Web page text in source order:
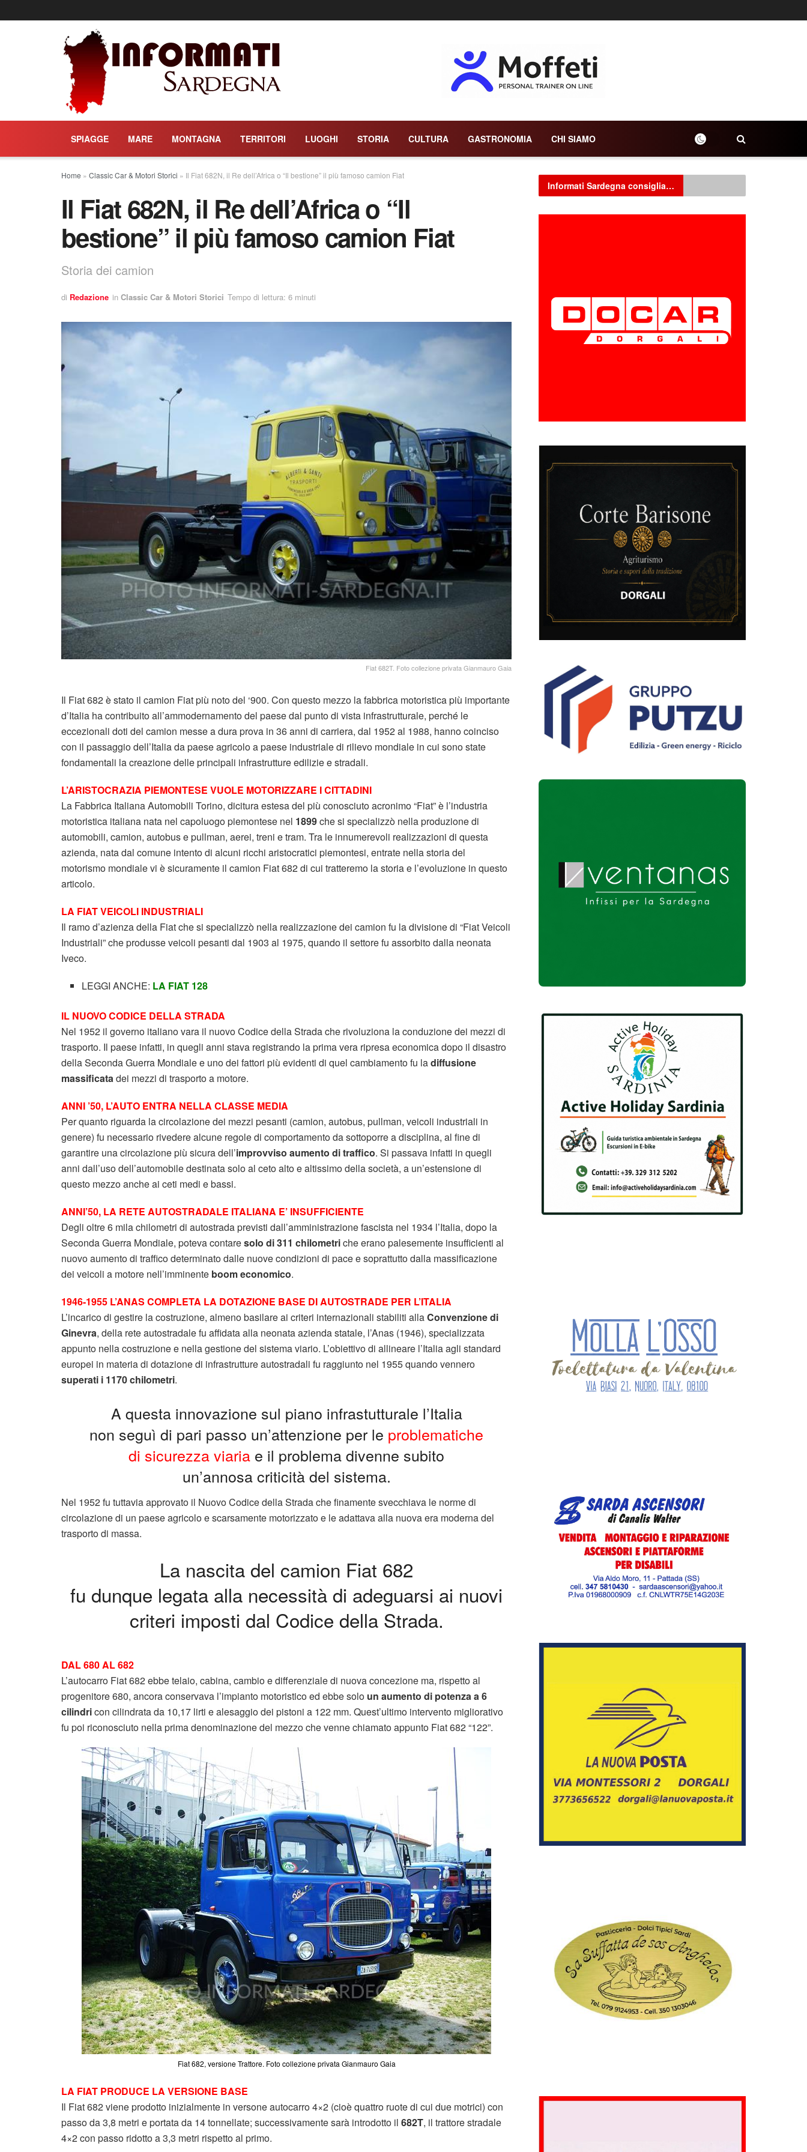
SPIAGGE MARE MONTAGNA TERRITORI LUOGHI STORIA CULTURA GASTRONOMIA CHI SIAMO
Home » Classic Car & Motori Storici » Il Fiat 682N, il Re dell’Africa o “Il bestione” il più famoso camion Fiat
Il Fiat 682N, il Re dell’Africa o “Il
bestione” il più famoso camion Fiat
Storia dei camion
di Redazione in Classic Car & Motori Storici Tempo di lettura: 6 minuti
Fiat 682T. Foto collezione privata Gianmauro Gaia
Il Fiat 682 è stato il camion Fiat più noto del ‘900. Con questo mezzo la fabbrica motoristica più importante
d’Italia ha contribuito all’ammodernamento del paese dal punto di vista infrastrutturale, perché le
eccezionali doti del camion messe a dura prova in 36 anni di carriera, dal 1952 al 1988, hanno coinciso
con il passaggio dell’Italia da paese agricolo a paese industriale di rilievo mondiale in cui sono state
fondamentali la creazione delle principali infrastrutture edilizie e stradali.
L’ARISTOCRAZIA PIEMONTESE VUOLE MOTORIZZARE I CITTADINI
La Fabbrica Italiana Automobili Torino, dicitura estesa del più conosciuto acronimo “Fiat” è l’industria
motoristica italiana nata nel capoluogo piemontese nel 1899che si specializzò nella produzione di
automobili, camion, autobus e pullman, aerei, treni e tram. Tra le innumerevoli realizzazioni di questa
azienda, nata dal comune intento di alcuni ricchi aristocratici piemontesi, entrate nella storia del
motorismo mondiale vi è sicuramente il camion Fiat 682 di cui tratteremo la storia e l’evoluzione in questo
articolo.
LA FIAT VEICOLI INDUSTRIALI
Il ramo d’azienza della Fiat che si specializzò nella realizzazione dei camion fu la divisione di “Fiat Veicoli
Industriali” che produsse veicoli pesanti dal 1903 al 1975, quando il settore fu assorbito dalla neonata
Iveco.
LEGGI ANCHE: LA FIAT 128
IL NUOVO CODICE DELLA STRADA
Nel 1952 il governo italiano vara il nuovo Codice della Strada che rivoluziona la conduzione dei mezzi di
trasporto. Il paese infatti, in quegli anni stava registrando la prima vera ripresa economica dopo il disastro
della Seconda Guerra Mondiale e uno dei fattori più evidenti di quel cambiamento fu ladiffusione
massificatadei mezzi di trasporto a motore.
ANNI ’50, L’AUTO ENTRA NELLA CLASSE MEDIA
Per quanto riguarda la circolazione dei mezzi pesanti (camion, autobus, pullman, veicoli industriali in
genere) fu necessario rivedere alcune regole di comportamento da sottoporre a disciplina, al fine di
garantire una circolazione più sicura dell’improvviso aumento di traffico. Si passava infatti in quegli
anni dall’uso dell’automobile destinata solo al ceto alto e altissimo della società, a un’estensione di
questo mezzo anche ai ceti medi e bassi.
ANNI’50, LA RETE AUTOSTRADALE ITALIANA E’ INSUFFICIENTE
Degli oltre 6 mila chilometri di autostrada previsti dall’amministrazione fascista nel 1934 l’Italia, dopo la
Seconda Guerra Mondiale, poteva contaresolo di 311 chilometriche erano palesemente insufficienti al
nuovo aumento di traffico determinato dalle nuove condizioni di pace e soprattutto dalla massificazione
dei veicoli a motore nell’imminente boom economico.
1946-1955 L’ANAS COMPLETA LA DOTAZIONE BASE DI AUTOSTRADE PER L’ITALIA
L’incarico di gestire la costruzione, almeno basilare ai criteri internazionali stabiliti allaConvenzione di
Ginevra, della rete autostradale fu affidata alla neonata azienda statale, l’Anas (1946), specializzata
appunto nella costruzione e nella gestione del sistema viario. L’obiettivo di allineare l’Italia agli standard
europei in materia di dotazione di infrastrutture autostradali fu raggiunto nel 1955 quando vennero
superati i 1170 chilometri.
A questa innovazione sul piano infrastutturale l’Italia
non seguì di pari passo un’attenzione per le problematiche
di sicurezza viaria e il problema divenne subito
un’annosa criticità del sistema.
Nel 1952 fu tuttavia approvato il Nuovo Codice della Strada che finamente svecchiava le norme di
circolazione di un paese agricolo e scarsamente motorizzato e le adattava alla nuova era moderna del
trasporto di massa.
La nascita del camion Fiat 682
fu dunque legata alla necessità di adeguarsi ai nuovi
criteri imposti dal Codice della Strada.
DAL 680 AL 682
L’autocarro Fiat 682 ebbe telaio, cabina, cambio e differenziale di nuova concezione ma, rispetto al
progenitore 680, ancora conservava l’impianto motoristico ed ebbe solo un aumento di potenza a 6
cilindricon cilindrata da 10,17 lirti e alesaggio dei pistoni a 122 mm. Quest’ultimo intervento migliorativo
fu poi riconosciuto nella prima denominazione del mezzo che venne chiamato appunto Fiat 682 “122”.
Fiat 682, versione Trattore. Foto collezione privata Gianmauro Gaia
LA FIAT PRODUCE LA VERSIONE BASE
Il Fiat 682 viene prodotto inizialmente in versone autocarro 4×2 (cioè quattro ruote di cui due motrici) con
passo da 3,8 metri e portata da 14 tonnellate; successivamente sarà introdotto il 682T, il trattore stradale
4×2 con passo ridotto a 3,3 metri rispetto al primo.
Informati Sardegna consiglia…